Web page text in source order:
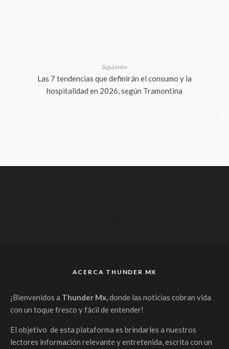
Siguiente
Las 7 tendencias que definirán el consumo y la
hospitalidad en 2026, según Tramontina
ACERCA THUNDER MX
¡Bienvenidos a Thunder Mx,donde las noticias cobran vida
con un toque fresco y fácil de entender!
El objetivo de esta plataforma es brindarles a nuestros
lectores información relevante y entretenida, escrita con un